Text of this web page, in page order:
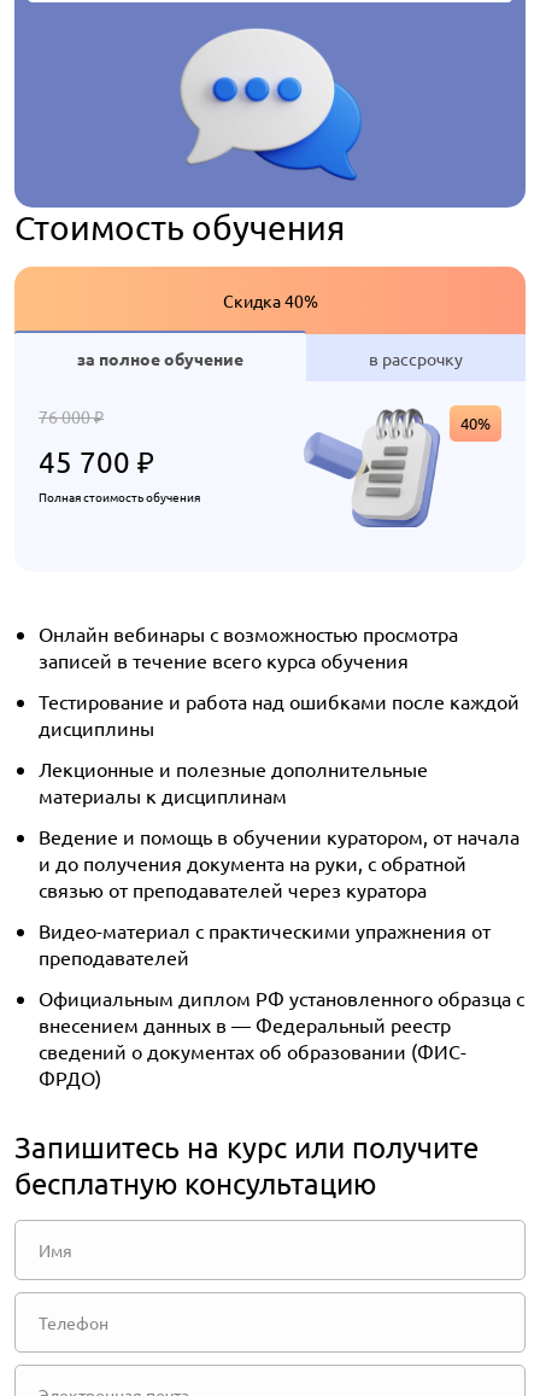
Стоимость обучения
Скидка 40%
за полное обучение в рассрочку
76 000₽
45 700 ₽
Полная стоимость обучения
40%
Онлайн вебинары с возможностью просмотра
записей в течение всего курса обучения
Тестирование и работа над ошибками после каждой
дисциплины
Лекционные и полезные дополнительные
материалы к дисциплинам
Ведение и помощь в обучении куратором, от начала
и до получения документа на руки, с обратной
связью от преподавателей через куратора
Видео-материал с практическими упражнения от
преподавателей
Официальным диплом РФ установленного образца с
внесением данных в — Федеральный реестр
сведений о документах об образовании (ФИС-
ФРДО)
Запишитесь на курс или получите
бесплатную консультацию